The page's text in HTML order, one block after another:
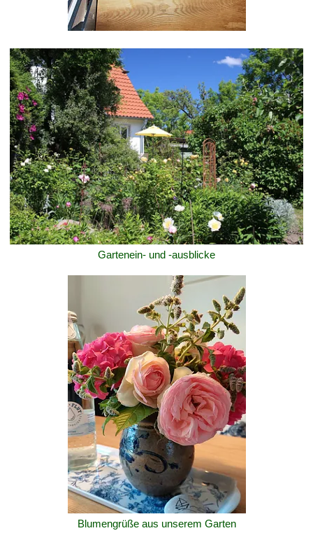
Gartenein- und -ausblicke
Blumengrüße aus unserem Garten